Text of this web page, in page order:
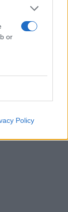
or
Policy
Κρίσιμο